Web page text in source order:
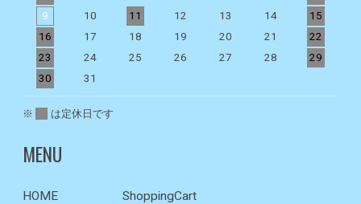
9
10 11 12 13 14
15
16
17 18 19 20 21
22
23
24 25 26 27 28
29
30
31
※ は定休日です
MENU
HOME
ShoppingCart